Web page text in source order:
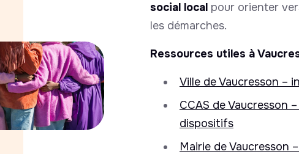
social local pour orienter
les démarches.
Ressources utiles à
Ville de Vaucresson –
CCAS de Vaucresson
dispositifs
Mairie de Vaucresson